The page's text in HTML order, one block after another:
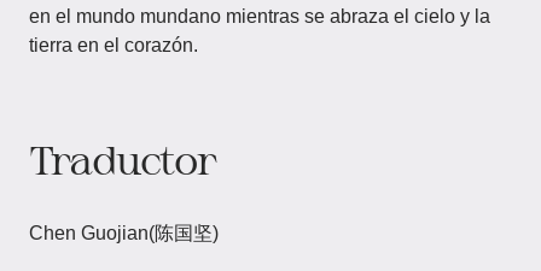
en el mundo mundano mientras se abraza el cielo y la
tierra en el corazón.
Traductor
Chen Guojian(陈国坚)